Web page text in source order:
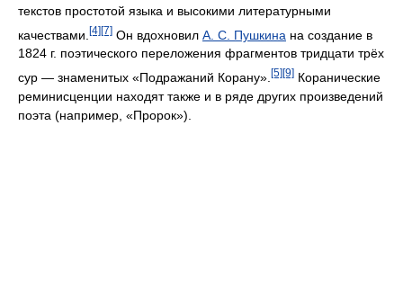
текстов простотой языка и высокими литературными
качествами. [4][7] Он вдохновил А. С. Пушкина на создание в
1824 г. поэтического переложения фрагментов тридцати трёх
сур — знаменитых «Подражаний Корану». [5] [9] Коранические
реминисценции находят также и в ряде других произведений
поэта (например, «Пророк»).